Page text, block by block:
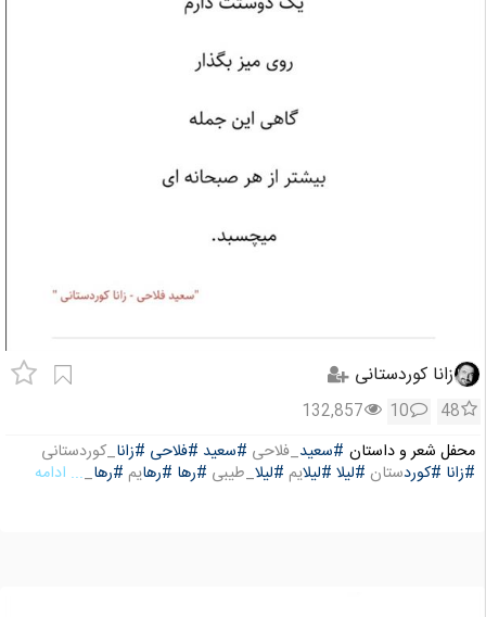
زانا کوردستانی
48
10
132,857
محفل شعر و داستان #سعید_فلاحی #سعید #فلاحی #زانا_کوردستانی
#زانا #کوردستان #لیلا #لیلایم #لیلا_طیبی #رها #رهایم #رها_... ادامه